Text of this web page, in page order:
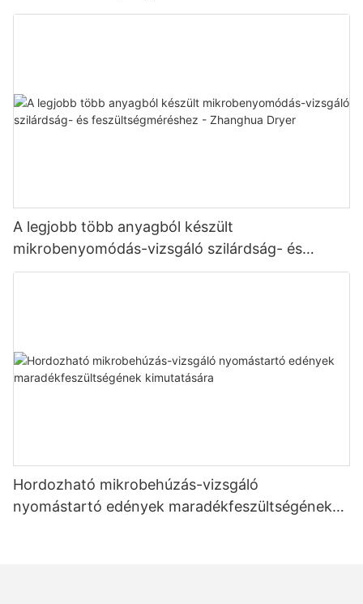
szárítóegység pengékkel
A legjobb több anyagból készült
mikrobenyomódás-vizsgáló szilárdság- és
feszültségméréshez - Zhanghua Dryer
Hordozható mikrobehúzás-vizsgáló
nyomástartó edények maradékfeszültségének